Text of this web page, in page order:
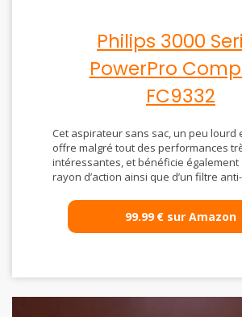
Philips 3000
PowerPro
FC9332
Cet aspirateur sans sac, un peu lourd
offre malgré tout des performances
intéressantes, et bénéficie également
rayon d’action ainsi que d’un filtre
99.99€ sur Amazon